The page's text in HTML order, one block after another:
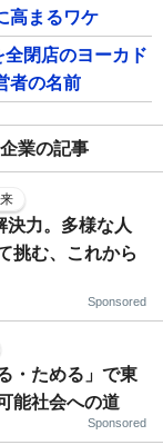
高まるワケ
閉店のヨーカド
者の名前
業の記事
決力。多様な人
挑む、これから
Sponsored
・ためる」で東
能社会への道
Sponsored